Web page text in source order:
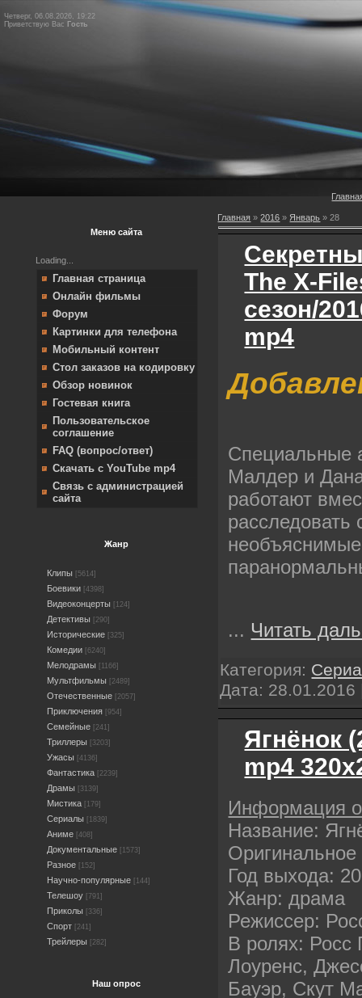
Четверг, 06.08.2026, 19:22
Приветствую Вас Гость
Меню сайта
Loading...
Главная страница
Онлайн фильмы
Форум
Картинки для телефона
Мобильный контент
Стол заказов на кодировку
Обзор новинок
Гостевая книга
Пользовательское
соглашение
FAQ (вопрос/ответ)
Скачать с YouTube mp4
Связь с администрацией
сайта
Жанр
Клипы [5614]
Боевики [4398]
Видеоконцерты [124]
Детективы [290]
Исторические [325]
Комедии [6240]
Мелодрамы [1166]
Мультфильмы [2489]
Отечественные [2057]
Приключения [954]
Семейные [241]
Триллеры [3203]
Ужасы [4136]
Фантастика [2239]
Драмы [3139]
Мистика [179]
Сериалы [1839]
Аниме [408]
Документальные [1573]
Разное [152]
Научно-популярные [144]
Телешоу [791]
Приколы [336]
Спорт [241]
Трейлеры [282]
Наш опрос
Главная »2016 » Январь » 28
The X-
сезон/
mp4
Специальные
Малдер и
работают
расследовать
... Читать
Категория:
Дата: 28.01.2016
Ягнёнок
mp4
Информация
Название:
Год выхода:
Жанр: драма
Режиссер:
В ролях: Росс
Лоуренс,
Бауэр, Скут